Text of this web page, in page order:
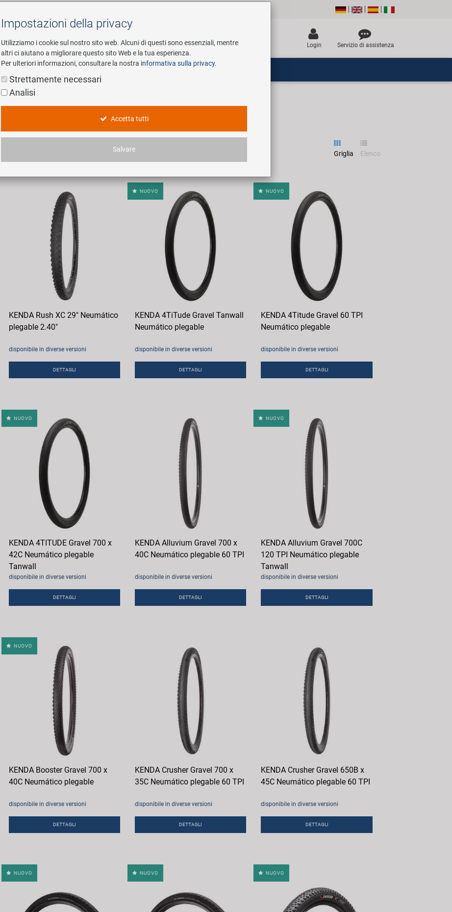
Cerca
Login Servizio di assistenza
E-Mobility
Griglia Elenco
KENDA Rush XC 29" Neumático
plegable 2.40"
disponibile in diverse versioni
DETTAGLI
NUOVO
KENDA 4TiTude Gravel Tanwall
Neumático plegable
disponibile in diverse versioni
DETTAGLI
NUOVO
KENDA 4Titude Gravel 60 TPI
Neumático plegable
disponibile in diverse versioni
DETTAGLI
NUOVO
KENDA 4TITUDE Gravel 700 x
42C Neumático plegable
Tanwall
disponibile in diverse versioni
DETTAGLI
KENDA Alluvium Gravel 700 x
40C Neumático plegable 60 TPI
disponibile in diverse versioni
DETTAGLI
NUOVO
KENDA Alluvium Gravel 700C
120 TPI Neumático plegable
Tanwall
disponibile in diverse versioni
DETTAGLI
NUOVO
KENDA Booster Gravel 700 x
40C Neumático plegable
disponibile in diverse versioni
DETTAGLI
KENDA Crusher Gravel 700 x
35C Neumático plegable 60 TPI
disponibile in diverse versioni
DETTAGLI
KENDA Crusher Gravel 650B x
45C Neumático plegable 60 TPI
disponibile in diverse versioni
DETTAGLI
NUOVO NUOVO NUOVO
Impostazioni della privacy
Utilizziamo i cookie sul nostro sito web. Alcuni di questi sono essenziali, mentre
altri ci aiutano a migliorare questo sito Web e la tua esperienza.
Per ulteriori informazioni, consultare la nostra informativa sulla privacy.
Strettamente necessari
Analisi
Accetta tutti
Salvare